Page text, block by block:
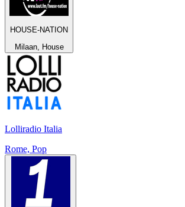
HOUSE-NATION
Milaan, House
Lolliradio Italia
Rome, Pop